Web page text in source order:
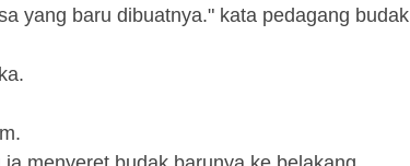
yang baru dibuatnya." kata pedagang budak